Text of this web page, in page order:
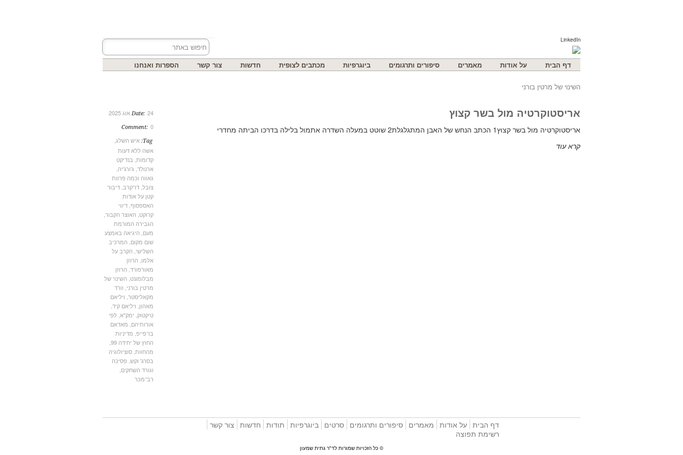
LinkedIn
דף הבית על אודות מאמרים סיפורים ותרגומים ביוגרפיות מכתבים לצופית חדשות צור קשר הספרות ואנחנו
השינוי של מרטין בורני
Date: 24 אוג 2025
Comment: 0
Tag: איש השלג
אשה ללא דעות
קדומות בנדיקט
ארנולד ג'ורג'יה
גאווה וכמה פרוות
צובל דו־קרב דיבור
קטן על אודות
האספסוף דיווי
קרוקט האוצר הקבור
הגבירה המורמת
מעם היגיאה באמצע
שום מקום המרכיב
השלישי הקרב על
אלמו הרוזן
מאורפורד הרוזן
מבלומונט השינוי של
מרטין בורני וורד
מקאליסטר ויליאם
מאהון ויליאם קיד
טיקטוק ימק"א לפי
אורותיהם מאדאם
בו־פייפ מדיניות
החוץ של יחידה 99
מהחוות סוציולוגיה
בסרג' וקש פסיכה
וגורד השחקים
רב־מכר
אריסטוקרטיה מול בשר קצוץ
אריסטוקרטיה מול בשר קצוץ1 הכתב הנחש של האבן המתגלגלת2 שוטט במעלה השדרה אתמול בלילה בדרכו הביתה מחדרי
קרא עוד
דף הבית על אודות מאמרים סיפורים ותרגומים סרטים ביוגרפיות תודות חדשות צור קשר
רשימת תפוצה
© כל הזכויות שמורות לד"ר גתית שמעון